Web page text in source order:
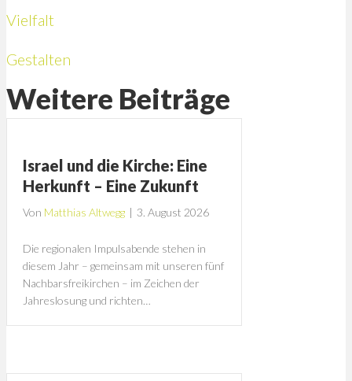
Vielfalt
Gestalten
Weitere Beiträge
Israel und die Kirche: Eine
Herkunft – Eine Zukunft
Von Matthias Altwegg | 3. August 2026
Die regionalen Impulsabende stehen in
diesem Jahr – gemeinsam mit unseren fünf
Nachbarsfreikirchen – im Zeichen der
Jahreslosung und richten…